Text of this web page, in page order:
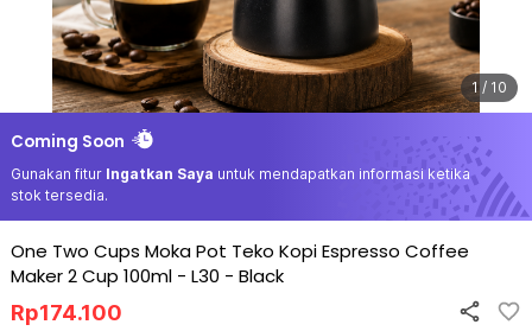
1 / 10
Coming Soon
Gunakan fitur Ingatkan Saya untuk mendapatkan informasi ketika
stok tersedia.
One Two Cups Moka Pot Teko Kopi Espresso Coffee
Maker 2 Cup 100ml - L30 - Black
Rp174.100